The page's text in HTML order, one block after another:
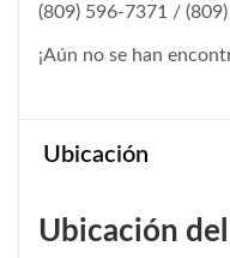
(809) 596-7371 /
¡Aún no se han
Ubicación
Ubicación